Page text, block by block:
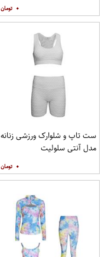
۰
ست تاپ و شلوارک ورزشی زنانه
مدل آنتی سلولیت
۰